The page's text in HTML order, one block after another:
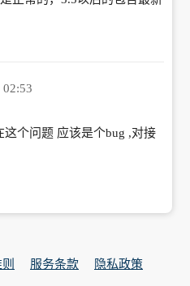
这个问题 应该是个bug ,对接
服务条款 隐私政策